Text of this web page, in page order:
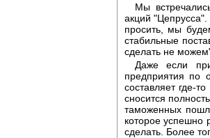
Мы
акций
просить, мы
стабильные
сделать не
Даже если
предприятия по
составляет где-
сносится
таможенных
которое успешно
сделать. Более